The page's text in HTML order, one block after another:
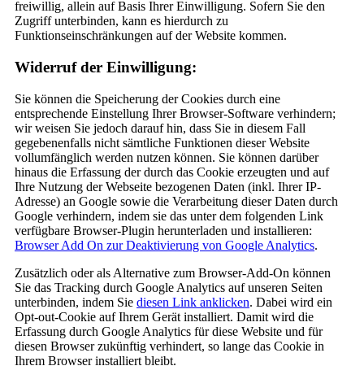
freiwillig, allein auf Basis Ihrer Einwilligung. Sofern Sie den
Zugriff unterbinden, kann es hierdurch zu
Funktionseinschränkungen auf der Website kommen.
Widerruf der Einwilligung:
Sie können die Speicherung der Cookies durch eine
entsprechende Einstellung Ihrer Browser-Software verhindern;
wir weisen Sie jedoch darauf hin, dass Sie in diesem Fall
gegebenenfalls nicht sämtliche Funktionen dieser Website
vollumfänglich werden nutzen können. Sie können darüber
hinaus die Erfassung der durch das Cookie erzeugten und auf
Ihre Nutzung der Webseite bezogenen Daten (inkl. Ihrer IP-
Adresse) an Google sowie die Verarbeitung dieser Daten durch
Google verhindern, indem sie das unter dem folgenden Link
verfügbare Browser-Plugin herunterladen und installieren:
Browser Add On zur Deaktivierung von Google Analytics.
Zusätzlich oder als Alternative zum Browser-Add-On können
Sie das Tracking durch Google Analytics auf unseren Seiten
unterbinden, indem Sie diesen Link anklicken. Dabei wird ein
Opt-out-Cookie auf Ihrem Gerät installiert. Damit wird die
Erfassung durch Google Analytics für diese Website und für
diesen Browser zukünftig verhindert, so lange das Cookie in
Ihrem Browser installiert bleibt.